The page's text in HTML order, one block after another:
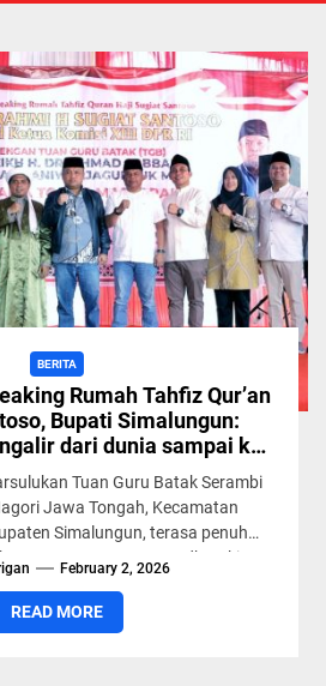
BERITA
Rumah Tahfiz Qur’an
Bupati Simalungun:
dari dunia sampai ke
akhirat”Tuan Guru Batak Serambi
Jawa Tongah, Kecamatan
Simalungun, terasa penuh
Acara groundbreaking
February 2, 2026
READ MORE